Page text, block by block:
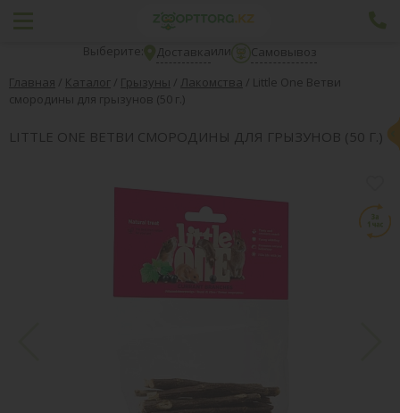
Выберите: Доставкаили
Самовывоз
Главная / Каталог / Грызуны / Лакомства / Little One Ветви
смородины для грызунов (50 г.)
LITTLE ONE ВЕТВИ СМОРОДИНЫ ДЛЯ ГРЫЗУНОВ (50 Г.)